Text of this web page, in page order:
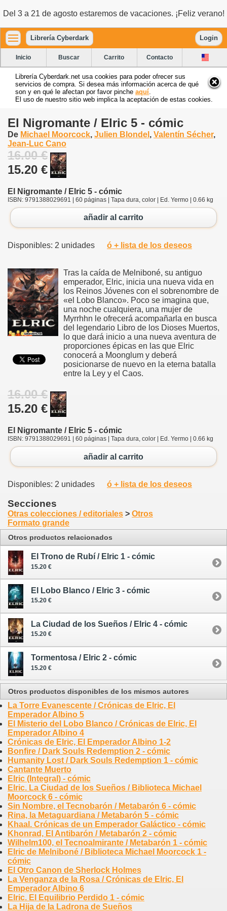
Del 3 a 21 de agosto estaremos de vacaciones. ¡Feliz verano!
Librería Cyberdark Login
Inicio Buscar Carrito Contacto
Librería Cyberdark.net usa cookies para poder ofrecer sus
servicios de compra. Si desea más información acerca de qué
son y en qué le afectan por favor pinche aquí
El uso de nuestro sitio web implica la aceptación de estas cookies.
El Nigromante / Elric 5 - cómic
De Michael Moorcock, Julien Blondel , Valentín Sécher,
Jean-Luc Cano
16.00 €
15.20 €
El Nigromante / Elric 5 - cómic
ISBN: 9791388029691 | 60 páginas | Tapa dura, color | Ed. Yermo | 0.66 kg
añadir al carrito
Disponibles: 2 unidades ó + lista de los deseos
Tras la caída de Melniboné, su antiguo
emperador, Elric, inicia una nueva vida en
los Reinos Jóvenes con el sobrenombre de
«el Lobo Blanco». Poco se imagina que,
una noche cualquiera, una mujer de
Myrrhhn le ofrecerá acompañarla en busca
del legendario Libro de los Dioses Muertos,
lo que dará inicio a una nueva aventura de
proporciones épicas en las que Elric
conocerá a Moonglum y deberá
posicionarse de nuevo en la eterna batalla
entre la Ley y el Caos.
16.00 €
15.20 €
El Nigromante / Elric 5 - cómic
ISBN: 9791388029691 | 60 páginas | Tapa dura, color | Ed. Yermo | 0.66 kg
añadir al carrito
Disponibles: 2 unidades ó + lista de los deseos
Secciones
Otras colecciones / editoriales > Otros
Formato grande
Otros productos relacionados
El Trono de Rubí / Elric 1 - cómic
15.20 €
El Lobo Blanco / Elric 3 - cómic
15.20 €
La Ciudad de los Sueños / Elric 4 - cómic
15.20 €
Tormentosa / Elric 2 - cómic
15.20 €
Otros productos disponibles de los mismos autores
La Torre Evanescente / Crónicas de Elric, El
Emperador Albino 5
El Misterio del Lobo Blanco / Crónicas de Elric, El
Emperador Albino 4
Crónicas de Elric, El Emperador Albino 1-2
Bonfire / Dark Souls Redemption 2 - cómic
Humanity Lost / Dark Souls Redemption 1 - cómic
Cantante Muerto
Elric (Integral) - cómic
Elric. La Ciudad de los Sueños / Biblioteca Michael
Moorcock 6 - cómic
Sin Nombre, el Tecnobarón / Metabarón 6 - cómic
Rina, la Metaguardiana / Metabarón 5 - cómic
Khaal. Crónicas de un Emperador Galáctico - cómic
Khonrad, El Antibarón / Metabarón 2 - cómic
Wilhelm100, el Tecnoalmirante / Metabarón 1 - cómic
Elric de Melniboné / Biblioteca Michael Moorcock 1 -
cómic
El Otro Canon de Sherlock Holmes
La Venganza de la Rosa / Crónicas de Elric, El
Emperador Albino 6
Elric. El Equilibrio Perdido 1 - cómic
La Hija de la Ladrona de Sueños